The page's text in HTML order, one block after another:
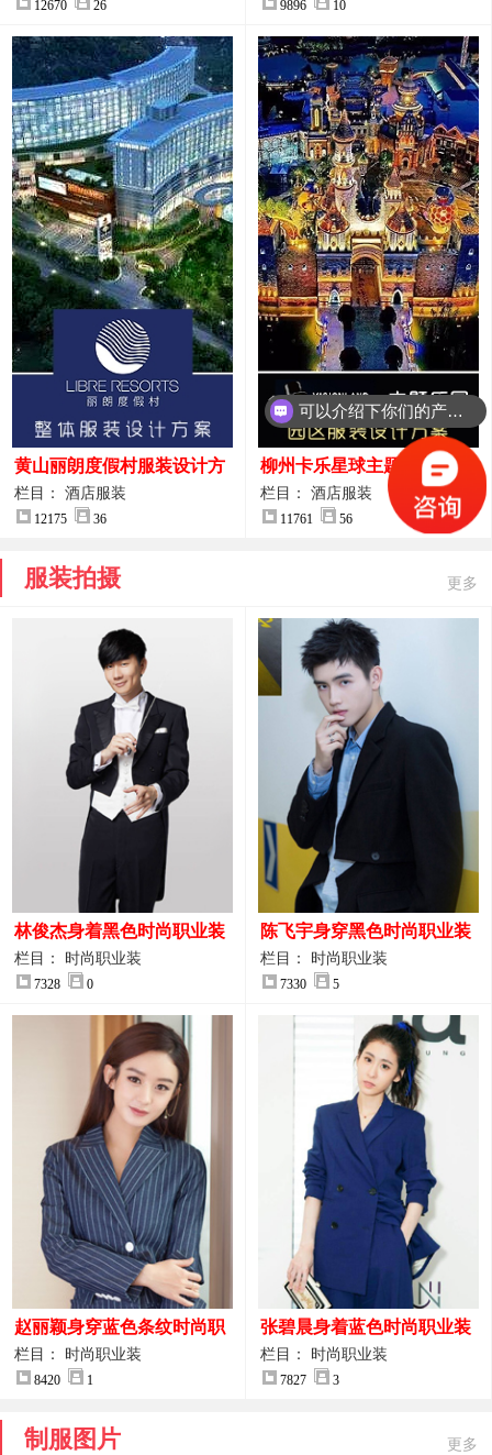
12670 26 9896 10
黄山丽朗度假村服装设计方
案
栏目： 酒店服装
12175 36
柳州卡乐星球主题乐园园区
服装设计方案
栏目： 酒店服装
11761 56
服装拍摄 更多
林俊杰身着黑色时尚职业装
制服图片
栏目： 时尚职业装
7328 0
陈飞宇身穿黑色时尚职业装
图片
栏目： 时尚职业装
7330 5
赵丽颖身穿蓝色条纹时尚职
业装图片
栏目： 时尚职业装
8420 1
张碧晨身着蓝色时尚职业装
服装图片
栏目： 时尚职业装
7827 3
制服图片 更多
可以介绍下你们的产品么？